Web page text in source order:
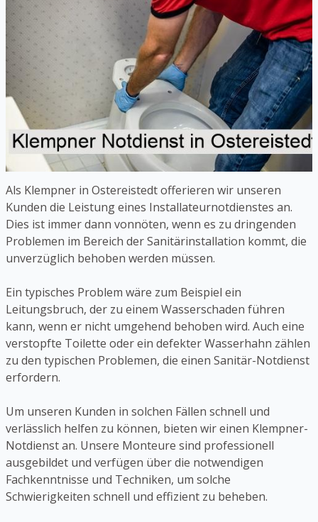
Als Klempner in Ostereistedt offerieren wir unseren
Kunden die Leistung eines Installateurnotdienstes an.
Dies ist immer dann vonnöten, wenn es zu dringenden
Problemen im Bereich der Sanitärinstallation kommt, die
unverzüglich behoben werden müssen.
Ein typisches Problem wäre zum Beispiel ein
Leitungsbruch, der zu einem Wasserschaden führen
kann, wenn er nicht umgehend behoben wird. Auch eine
verstopfte Toilette oder ein defekter Wasserhahn zählen
zu den typischen Problemen, die einen Sanitär-Notdienst
erfordern.
Um unseren Kunden in solchen Fällen schnell und
verlässlich helfen zu können, bieten wir einen Klempner-
Notdienst an. Unsere Monteure sind professionell
ausgebildet und verfügen über die notwendigen
Fachkenntnisse und Techniken, um solche
Schwierigkeiten schnell und effizient zu beheben.